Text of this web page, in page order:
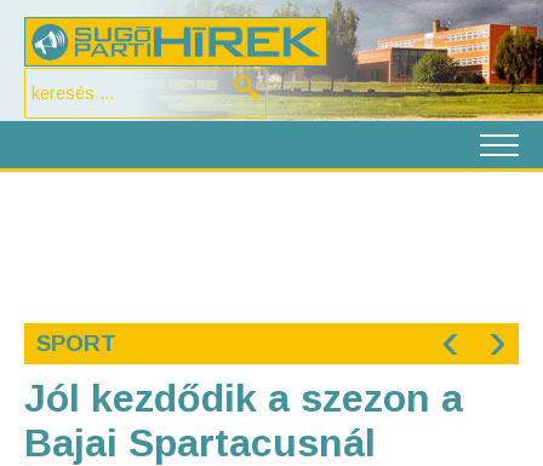
SPORT ‹ ›
Jól kezdődik a szezon a
Bajai Spartacusnál